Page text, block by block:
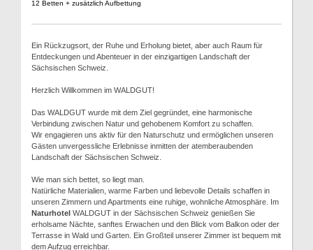
12 Betten + zusätzlich Aufbettung
Ein Rückzugsort, der Ruhe und Erholung bietet, aber auch Raum für
Entdeckungen und Abenteuer in der einzigartigen Landschaft der
Sächsischen Schweiz.
Herzlich Willkommen im WALDGUT!
Das WALDGUT wurde mit dem Ziel gegründet, eine harmonische
Verbindung zwischen Natur und gehobenem Komfort zu schaffen.
Wir engagieren uns aktiv für den Naturschutz und ermöglichen unseren
Gästen unvergessliche Erlebnisse inmitten der atemberaubenden
Landschaft der Sächsischen Schweiz.
Wie man sich bettet, so liegt man.
Natürliche Materialien, warme Farben und liebevolle Details schaffen in
unseren Zimmern und Apartments eine ruhige, wohnliche Atmosphäre. Im
Naturhotel WALDGUT in der Sächsischen Schweiz genießen Sie
erholsame Nächte, sanftes Erwachen und den Blick vom Balkon oder der
Terrasse in Wald und Garten. Ein Großteil unserer Zimmer ist bequem mit
dem Aufzug erreichbar.